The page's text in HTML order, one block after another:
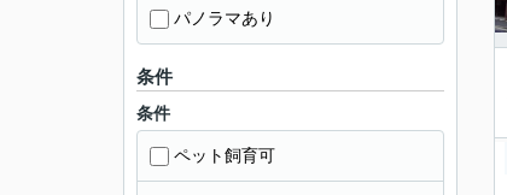
パノラマあり
条件
条件
ペット飼育可